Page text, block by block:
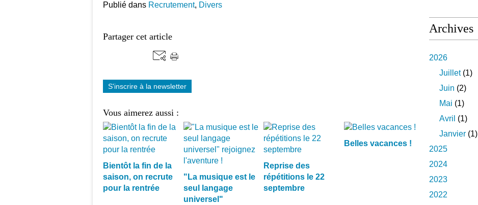
Publié dans Recrutement, Divers
Partager cet article
S'inscrire à la newsletter
Vous aimerez aussi :
Bientôt la fin de la
saison, on recrute
pour la rentrée
"La musique est le
seul langage
universel"
Reprise des
répétitions le 22
septembre
Belles vacances !
Archives
2026
Juillet(1)
Juin (2)
Mai (1)
Avril (1)
Janvier (1)
2025
2024
2023
2022